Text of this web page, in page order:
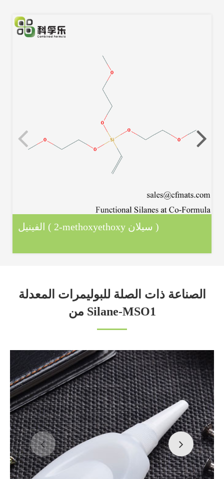
الفينيل ( 2-methoxyethoxy سيلان )
الصناعة ذات الصلة للبوليمرات المعدلة
من Silane-MSO1